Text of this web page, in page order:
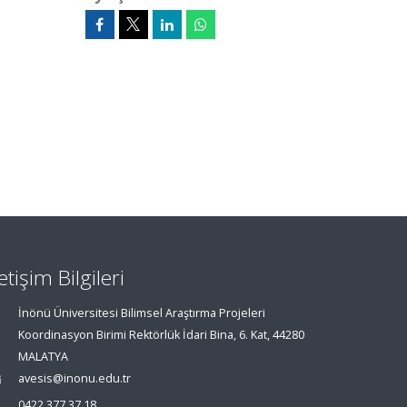
Bilgileri
İnönü Üniversitesi Bilimsel Araştırma Projeleri
Koordinasyon Birimi Rektörlük İdari Bina, 6. Kat, 44280
MALATYA
avesis@inonu.edu.tr